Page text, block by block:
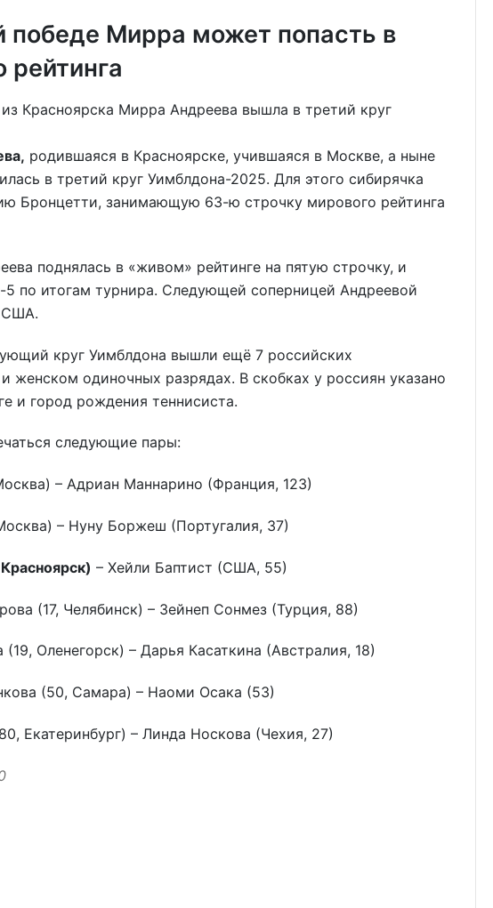
победе Мирра может попасть в
рейтинга
родившаяся в Красноярске, учившаяся в Москве, а ныне
в третий круг Уимблдона-2025. Для этого сибирячка
Бронцетти, занимающую 63-ю строчку мирового рейтинга
поднялась в «живом» рейтинге на пятую строчку, и
5 по итогам турнира. Следующей соперницей Андреевой
США.
круг Уимблдона вышли ещё 7 российских
женском одиночных разрядах. В скобках у россиян указано
и город рождения теннисиста.
следующие пары:
– Адриан Маннарино (Франция, 123)
– Нуну Боржеш (Португалия, 37)
– Хейли Баптист (США, 55)
(17, Челябинск) – Зейнеп Сонмез (Турция, 88)
Оленегорск) – Дарья Касаткина (Австралия, 18)
(50, Самара) – Наоми Осака (53)
Екатеринбург) – Линда Носкова (Чехия, 27)